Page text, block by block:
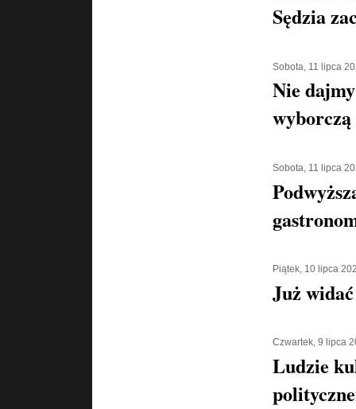
Sędzia
Sobota, 11 lipca
Nie
wyborczą
Sobota, 11 lipca
Piątek, 10 lipca
Już
Czwartek, 9 lipca
Ludzie